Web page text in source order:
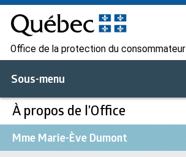
Office de la protection du consommateur
Sous-menu
À propos de l’Office
Mme Marie-Ève Dumont